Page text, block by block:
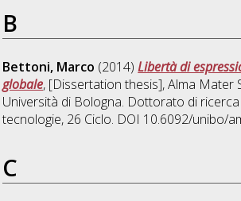
B
Bettoni, Marco (2014)Libertà di
globale, [Dissertation thesis], Alma Mater
Università di Bologna. Dottorato di ricerca
tecnologie, 26 Ciclo. DOI 10.6092/unibo/
C